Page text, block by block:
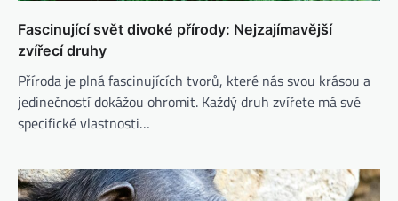
Fascinující svět divoké přírody: Nejzajímavější
zvířecí druhy
Příroda je plná fascinujících tvorů, které nás svou krásou a
jedinečností dokážou ohromit. Každý druh zvířete má své
specifické vlastnosti…